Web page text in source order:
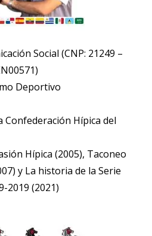
Social (CNP: 21249 –
Deportivo
Confederación Hípica del
Hípica (2005), Taconeo
y La historia de la Serie
2019 (2021)